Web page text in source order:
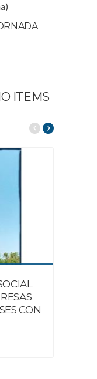
ITEMS
CON